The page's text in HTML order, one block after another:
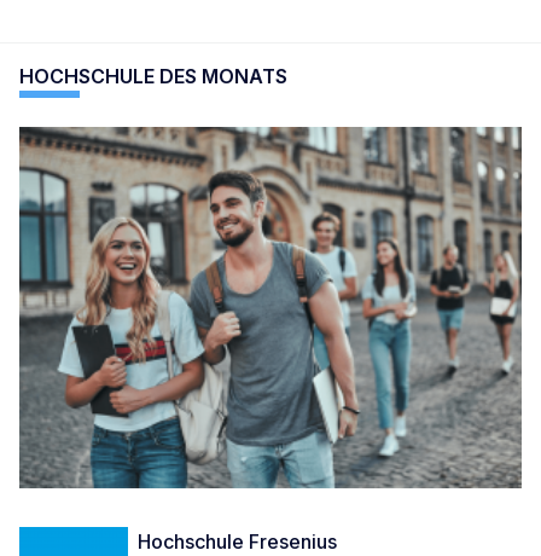
HOCHSCHULE DES MONATS
Hochschule Fresenius